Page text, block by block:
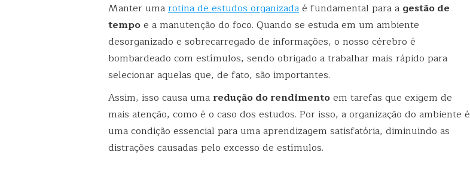
Manter umarotina de estudos organizadaé fundamental para a gestão de
tempoe a manutenção do foco. Quando se estuda em um ambiente
desorganizado e sobrecarregado de informações, o nosso cérebro é
bombardeado com estímulos, sendo obrigado a trabalhar mais rápido para
selecionar aquelas que, de fato, são importantes.
Assim, isso causa uma redução do rendimentoem tarefas que exigem de
mais atenção, como é o caso dos estudos. Por isso, a organização do ambiente é
uma condição essencial para uma aprendizagem satisfatória, diminuindo as
distrações causadas pelo excesso de estímulos.